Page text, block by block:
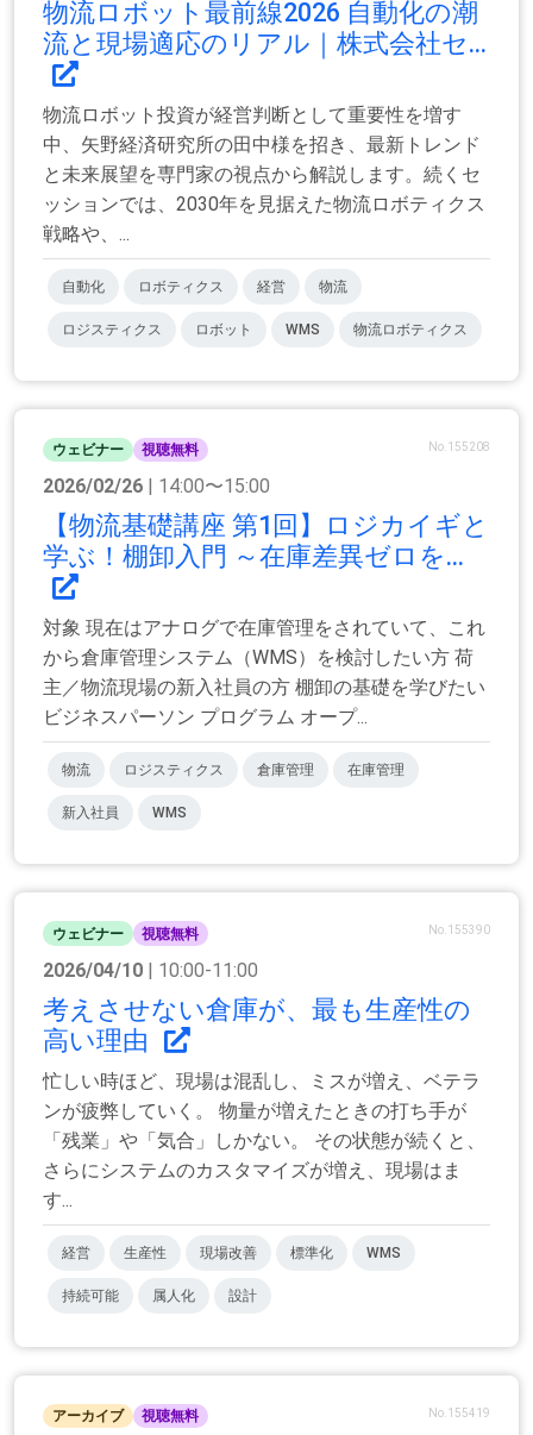
物流ロボット最前線2026 自動化の潮
流と現場適応のリアル｜株式会社セ...
物流ロボット投資が経営判断として重要性を増す
中、矢野経済研究所の田中様を招き、最新トレンド
と未来展望を専門家の視点から解説します。続くセ
ッションでは、2030年を見据えた物流ロボティクス
戦略や、...
自動化 ロボティクス 経営 物流
ロジスティクス ロボット WMS 物流ロボティクス
ウェビナー 視聴無料 No.155208
2026/02/26 | 14:00〜15:00
【物流基礎講座 第1回】ロジカイギと
学ぶ！棚卸入門 ～在庫差異ゼロを...
対象 現在はアナログで在庫管理をされていて、これ
から倉庫管理システム（WMS）を検討したい方 荷
主／物流現場の新入社員の方 棚卸の基礎を学びたい
ビジネスパーソン プログラム オープ...
物流 ロジスティクス 倉庫管理 在庫管理
新入社員 WMS
ウェビナー 視聴無料 No.155390
2026/04/10 | 10:00-11:00
考えさせない倉庫が、最も生産性の
高い理由
忙しい時ほど、現場は混乱し、ミスが増え、ベテラ
ンが疲弊していく。 物量が増えたときの打ち手が
「残業」や「気合」しかない。 その状態が続くと、
さらにシステムのカスタマイズが増え、現場はま
す...
経営 生産性 現場改善 標準化 WMS
持続可能 属人化 設計
アーカイブ 視聴無料 No.155419